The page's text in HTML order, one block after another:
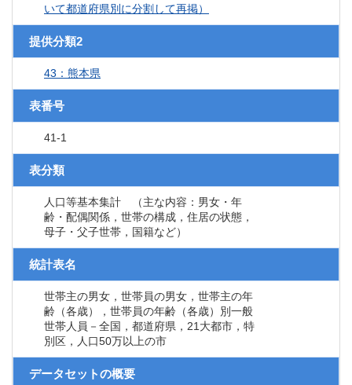
いて都道府県別に分割して再掲）
提供分類2
43：熊本県
表番号
41-1
表分類
人口等基本集計 （主な内容：男女・年
齢・配偶関係，世帯の構成，住居の状態，
母子・父子世帯，国籍など）
統計表名
世帯主の男女，世帯員の男女，世帯主の年
齢（各歳），世帯員の年齢（各歳）別一般
世帯人員－全国，都道府県，21大都市，特
別区，人口50万以上の市
データセットの概要